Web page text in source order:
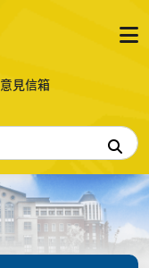
意見信箱
搜尋